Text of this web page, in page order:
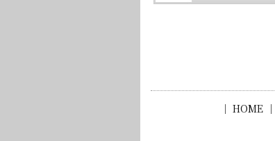
｜ HOME ｜